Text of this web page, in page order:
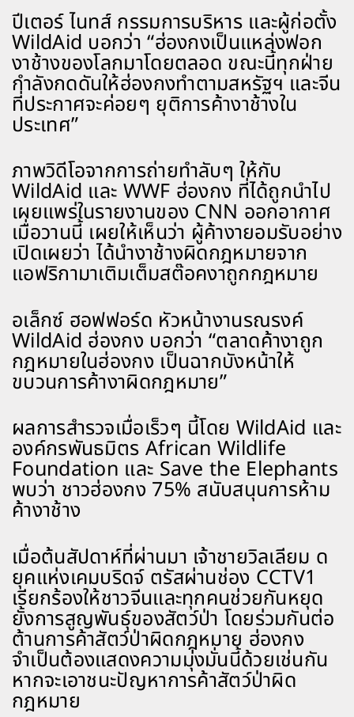
ปีเตอร์ ไนทส์ กรรมการบริหาร และผู้ก่อตั้ง
WildAid บอกว่า “ฮ่องกงเป็นแหล่งฟอก
งาช้างของโลกมาโดยตลอด ขณะนี้ทุกฝ่าย
กำลังกดดันให้ฮ่องกงทำตามสหรัฐฯ และจีน
ที่ประกาศจะค่อยๆ ยุติการค้างาช้างใน
ประเทศ”
ภาพวิดีโอจากการถ่ายทำลับๆ ให้กับ
WildAid และ WWF ฮ่องกง ที่ได้ถูกนำไป
เผยแพร่ในรายงานของ CNN ออกอากาศ
เมื่อวานนี้ เผยให้เห็นว่า ผู้ค้างายอมรับอย่าง
เปิดเผยว่า ได้นำงาช้างผิดกฎหมายจาก
แอฟริกามาเติมเต็มสต๊อคงาถูกกฎหมาย
อเล็กซ์ ฮอฟฟอร์ด หัวหน้างานรณรงค์
WildAid ฮ่องกง บอกว่า “ตลาดค้างาถูก
กฎหมายในฮ่องกง เป็นฉากบังหน้าให้
ขบวนการค้างาผิดกฎหมาย”
ผลการสำรวจเมื่อเร็วๆ นี้โดย WildAid และ
องค์กรพันธมิตร African Wildlife
Foundation และ Save the Elephants
พบว่า ชาวฮ่องกง 75% สนับสนุนการห้าม
ค้างาช้าง
เมื่อต้นสัปดาห์ที่ผ่านมา เจ้าชายวิลเลียม ด
ยุคแห่งเคมบริดจ์ ตรัสผ่านช่อง CCTV1
เรียกร้องให้ชาวจีนและทุกคนช่วยกันหยุด
ยั้งการสูญพันธุ์ของสัตว์ป่า โดยร่วมกันต่อ
ต้านการค้าสัตว์ป่าผิดกฎหมาย ฮ่องกง
จำเป็นต้องแสดงความมุ่งมั่นนี้ด้วยเช่นกัน
หากจะเอาชนะปัญหาการค้าสัตว์ป่าผิด
กฎหมาย